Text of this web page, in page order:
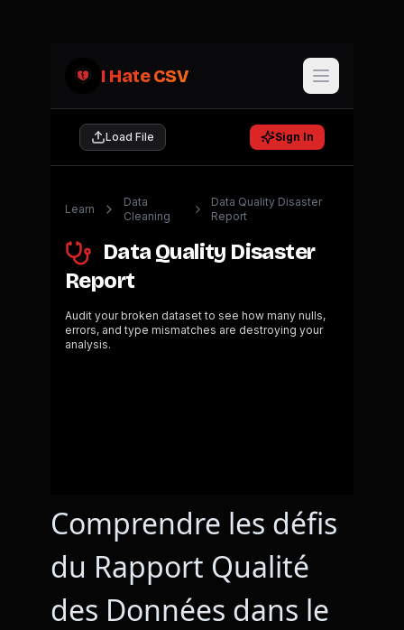
Comprendre les défis
du Rapport Qualité
des Données dans le